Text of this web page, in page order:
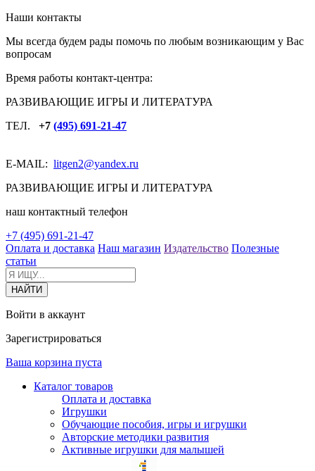
Наши контакты
Мы всегда будем рады помочь по любым возникающим у Вас
вопросам
Время работы контакт-центра:
РАЗВИВАЮЩИЕ ИГРЫ И ЛИТЕРАТУРА
ТЕЛ. +7 (495) 691-21-47
E-MAIL: litgen2@yandex.ru
РАЗВИВАЮЩИЕ ИГРЫ И ЛИТЕРАТУРА
наш контактный телефон
+7 (495) 691-21-47
Оплата и доставка Наш магазин Издательство Полезные
статьи
Войти в аккаунт
Зарегистрироваться
Ваша корзина пуста
Каталог товаров
Оплата и доставка
Игрушки
Обучающие пособия, игры и игрушки
Авторские методики развития
Активные игрушки для малышей